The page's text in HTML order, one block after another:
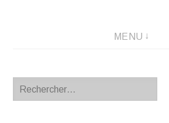
MENU
Rechercher :